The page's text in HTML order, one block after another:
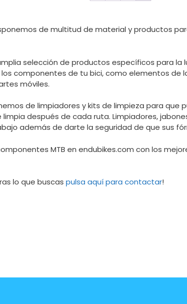
de multitud de material y productos
selección de productos específicos para la
componentes de tu bici, como elementos de
móviles.
de limpiadores y kits de limpieza para que
después de cada ruta. Limpiadores,
además de darte la seguridad de que sus
MTB en endubikes.com con los
lo que buscas pulsa aquí para contactar!